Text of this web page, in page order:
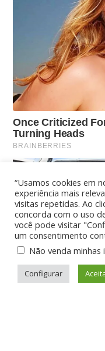
“Usamos cookies em
experiência mais
visitas repetidas. Ao
concorda com o uso
você pode visitar
um consentimento
Não venda
Configurar